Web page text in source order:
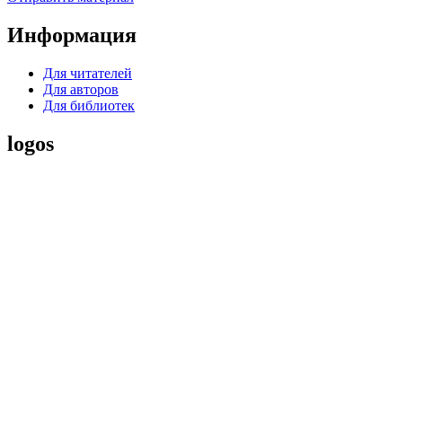
Информация
Для читателей
Для авторов
Для библиотек
logos